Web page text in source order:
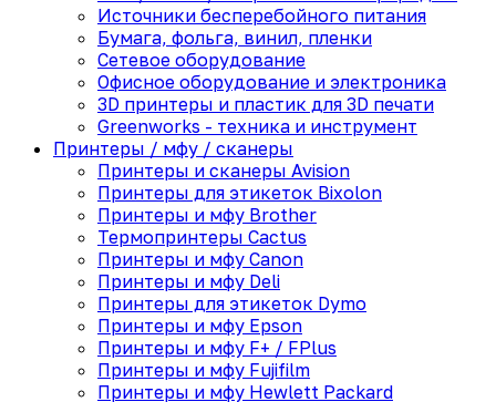
Источники бесперебойного питания
Бумага, фольга, винил, пленки
Сетевое оборудование
Офисное оборудование и электроника
3D принтеры и пластик для 3D печати
Greenworks - техника и инструмент
Принтеры / мфу / сканеры
Принтеры и сканеры Avision
Принтеры для этикеток Bixolon
Принтеры и мфу Brother
Термопринтеры Cactus
Принтеры и мфу Canon
Принтеры и мфу Deli
Принтеры для этикеток Dymo
Принтеры и мфу Epson
Принтеры и мфу F+ / FPlus
Принтеры и мфу Fujifilm
Принтеры и мфу Hewlett Packard